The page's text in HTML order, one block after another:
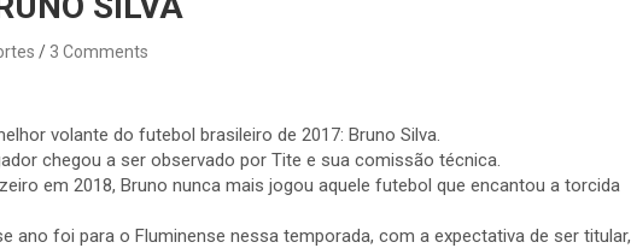
3 Comments
volante do futebol brasileiro de 2017: Bruno Silva.
chegou a ser observado por Tite e sua comissão técnica.
em 2018, Bruno nunca mais jogou aquele futebol que encantou a torcida
ano foi para o Fluminense nessa temporada, com a expectativa de ser titular,